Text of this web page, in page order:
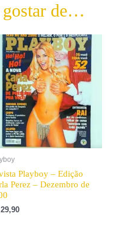
gostar de…
Playboy – Edição
Perez – Dezembro de
29,90